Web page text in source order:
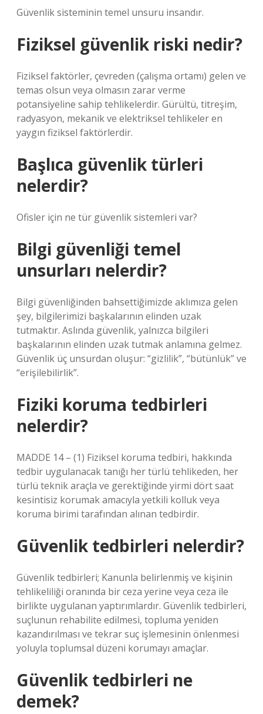
Güvenlik sisteminin temel unsuru insandır.
Fiziksel güvenlik riski nedir?
Fiziksel faktörler, çevreden (çalışma ortamı) gelen ve
temas olsun veya olmasın zarar verme
potansiyeline sahip tehlikelerdir. Gürültü, titreşim,
radyasyon, mekanik ve elektriksel tehlikeler en
yaygın fiziksel faktörlerdir.
Başlıca güvenlik türleri
nelerdir?
Ofisler için ne tür güvenlik sistemleri var?
Bilgi güvenliği temel
unsurları nelerdir?
Bilgi güvenliğinden bahsettiğimizde aklımıza gelen
şey, bilgilerimizi başkalarının elinden uzak
tutmaktır. Aslında güvenlik, yalnızca bilgileri
başkalarının elinden uzak tutmak anlamına gelmez.
Güvenlik üç unsurdan oluşur: “gizlilik”, “bütünlük” ve
“erişilebilirlik”.
Fiziki koruma tedbirleri
nelerdir?
MADDE 14 – (1) Fiziksel koruma tedbiri, hakkında
tedbir uygulanacak tanığı her türlü tehlikeden, her
türlü teknik araçla ve gerektiğinde yirmi dört saat
kesintisiz korumak amacıyla yetkili kolluk veya
koruma birimi tarafından alınan tedbirdir.
Güvenlik tedbirleri nelerdir?
Güvenlik tedbirleri; Kanunla belirlenmiş ve kişinin
tehlikeliliği oranında bir ceza yerine veya ceza ile
birlikte uygulanan yaptırımlardır. Güvenlik tedbirleri,
suçlunun rehabilite edilmesi, topluma yeniden
kazandırılması ve tekrar suç işlemesinin önlenmesi
yoluyla toplumsal düzeni korumayı amaçlar.
Güvenlik tedbirleri ne
demek?